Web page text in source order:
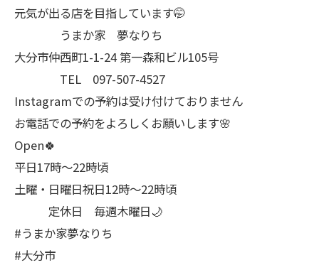
元気が出る店を目指しています🤭
うまか家 夢なりち
大分市仲西町1-1-24 第一森和ビル105号
TEL 097-507-4527
Instagramでの予約は受け付けておりません
お電話での予約をよろしくお願いします🌸
Open🍀
平日17時～22時頃
土曜・日曜日祝日12時〜22時頃
定休日 毎週木曜日🌙
#うまか家夢なりち
#大分市